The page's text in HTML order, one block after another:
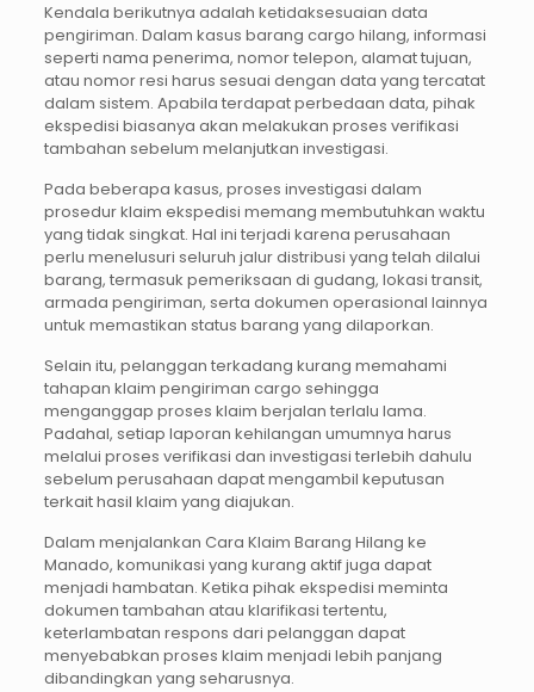
Kendala berikutnya adalah ketidaksesuaian data
pengiriman. Dalam kasus barang cargo hilang, informasi
seperti nama penerima, nomor telepon, alamat tujuan,
atau nomor resi harus sesuai dengan data yang tercatat
dalam sistem. Apabila terdapat perbedaan data, pihak
ekspedisi biasanya akan melakukan proses verifikasi
tambahan sebelum melanjutkan investigasi.
Pada beberapa kasus, proses investigasi dalam
prosedur klaim ekspedisi memang membutuhkan waktu
yang tidak singkat. Hal ini terjadi karena perusahaan
perlu menelusuri seluruh jalur distribusi yang telah dilalui
barang, termasuk pemeriksaan di gudang, lokasi transit,
armada pengiriman, serta dokumen operasional lainnya
untuk memastikan status barang yang dilaporkan.
Selain itu, pelanggan terkadang kurang memahami
tahapan klaim pengiriman cargo sehingga
menganggap proses klaim berjalan terlalu lama.
Padahal, setiap laporan kehilangan umumnya harus
melalui proses verifikasi dan investigasi terlebih dahulu
sebelum perusahaan dapat mengambil keputusan
terkait hasil klaim yang diajukan.
Dalam menjalankan Cara Klaim Barang Hilang ke
Manado, komunikasi yang kurang aktif juga dapat
menjadi hambatan. Ketika pihak ekspedisi meminta
dokumen tambahan atau klarifikasi tertentu,
keterlambatan respons dari pelanggan dapat
menyebabkan proses klaim menjadi lebih panjang
dibandingkan yang seharusnya.